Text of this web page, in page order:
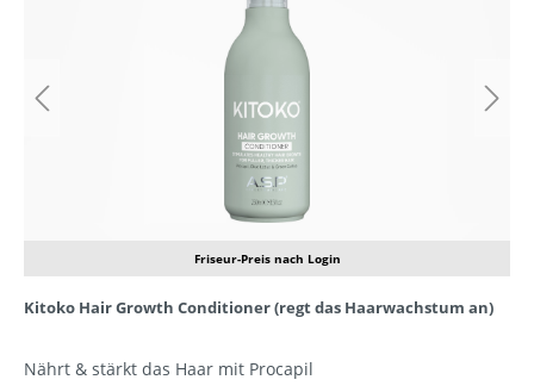
Friseur-Preis nach Login
Kitoko Hair Growth Conditioner (regt das Haarwachstum an)
Nährt & stärkt das Haar mit Procapil